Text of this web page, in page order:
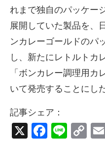
れまで独自のパッケー
展開していた製品を、
ンカレーゴールドのパ
し、新たにレトルトカ
「ボンカレー調理用
いて発売することにし
記事シェア：
X Line